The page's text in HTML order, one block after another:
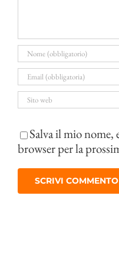
Salva il mio nome,
browser per la